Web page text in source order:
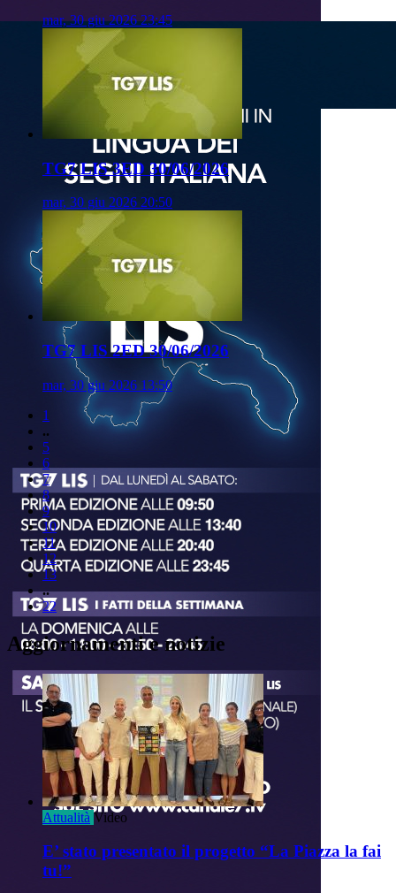
mar, 30 giu 2026 23:45
TG7 LIS 3ED 30/06/2026
mar, 30 giu 2026 20:50
TG7 LIS 2ED 30/06/2026
mar, 30 giu 2026 13:50
1
..
5
6
7
8
9
10
11
12
13
..
22
Aggiornamenti e notizie
Attualità Video
E’ stato presentato il progetto “La Piazza la fai
tu!”